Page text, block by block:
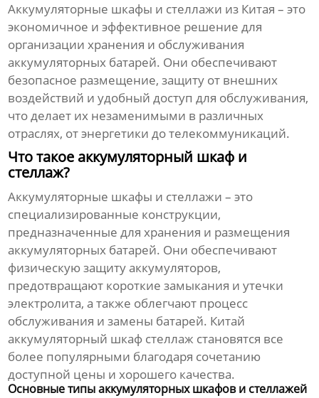
Аккумуляторные шкафы и стеллажи из Китая – это
экономичное и эффективное решение для
организации хранения и обслуживания
аккумуляторных батарей. Они обеспечивают
безопасное размещение, защиту от внешних
воздействий и удобный доступ для обслуживания,
что делает их незаменимыми в различных
отраслях, от энергетики до телекоммуникаций.
Что такое аккумуляторный шкаф и
стеллаж?
Аккумуляторные шкафы и стеллажи – это
специализированные конструкции,
предназначенные для хранения и размещения
аккумуляторных батарей. Они обеспечивают
физическую защиту аккумуляторов,
предотвращают короткие замыкания и утечки
электролита, а также облегчают процесс
обслуживания и замены батарей. Китай
аккумуляторный шкаф стеллаж становятся все
более популярными благодаря сочетанию
доступной цены и хорошего качества.
Основные типы аккумуляторных шкафов и стеллажей